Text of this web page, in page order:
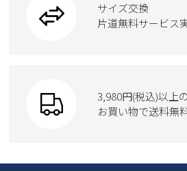
ウェア
moz
ブーツ
Parade
GAP
new balance
瞬足
トートバッグサイズ交換
片道無料サービス
3,980円(税込)以上の
お買い物で送料無